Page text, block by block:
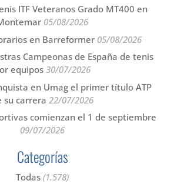
ITF Veteranos Grado MT400 en
05/08/2026
en Barreformer 05/08/2026
Campeonas de España de tenis
equipos 30/07/2026
en Umag el primer título ATP
su carrera 22/07/2026
comienzan el 1 de septiembre
09/07/2026
Categorías
Todas (1.578)